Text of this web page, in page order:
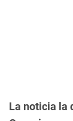
La noticia la